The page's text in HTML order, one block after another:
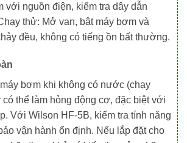
với nguồn điện, kiểm tra dây dẫn
thử: Mở van, bật máy bơm và
đều, không có tiếng ồn bất thường.
bơm khi không có nước (chạy
có thể làm hỏng động cơ, đặc biệt với
Với Wilson HF-5B, kiểm tra tính năng
vận hành ổn định. Nếu lắp đặt cho